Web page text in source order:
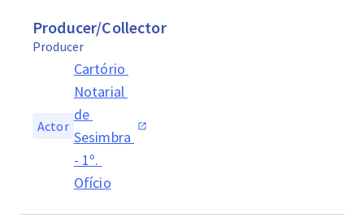
Producer/Collector
Producer
Actor
Cartório
Notarial
de
Sesimbra
- 1º.
Ofício